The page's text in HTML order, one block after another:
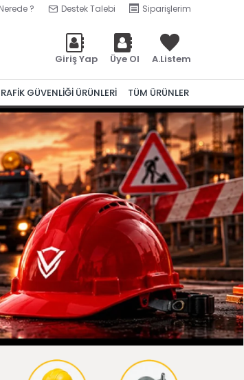
? Destek Talebi Siparişlerim
Giriş Yap Üye Ol A.Listem
GÜVENLİĞİ ÜRÜNLERİ TÜM ÜRÜNLER